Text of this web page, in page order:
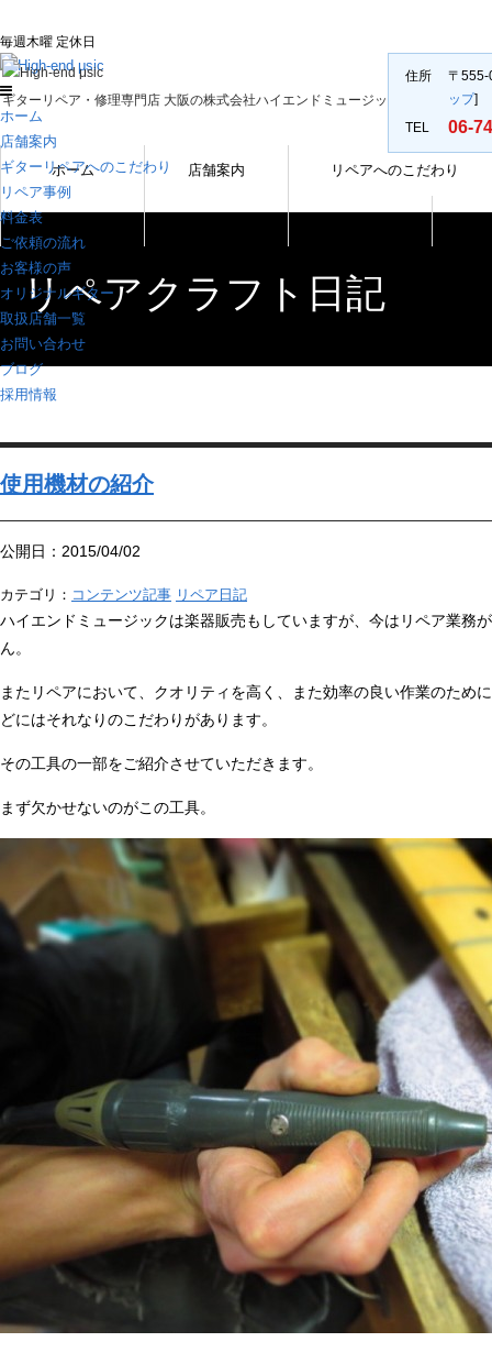
毎週木曜 定休日
ギターリペア・修理専門店 大阪の株式会社ハイエンドミュージック
ホーム
店舗案内
ギターリペアへのこだわり
リペア事例
料金表
ご依頼の流れ
お客様の声
オリジナルギター
取扱店舗一覧
お問い合わせ
ブログ
採用情報
住所
〒555-
ップ]
TEL
06-
ホーム 店舗案内 リペアへのこだわり
オリジナルギター
リペアクラフト日記
使用機材の紹介
公開日：2015/04/02
カテゴリ： コンテンツ記事 リペア日記
ハイエンドミュージックは楽器販売もしていますが、今はリペア業務
ん。
またリペアにおいて、クオリティを高く、また効率の良い作業のため
どにはそれなりのこだわりがあります。
その工具の一部をご紹介させていただきます。
まず欠かせないのがこの工具。